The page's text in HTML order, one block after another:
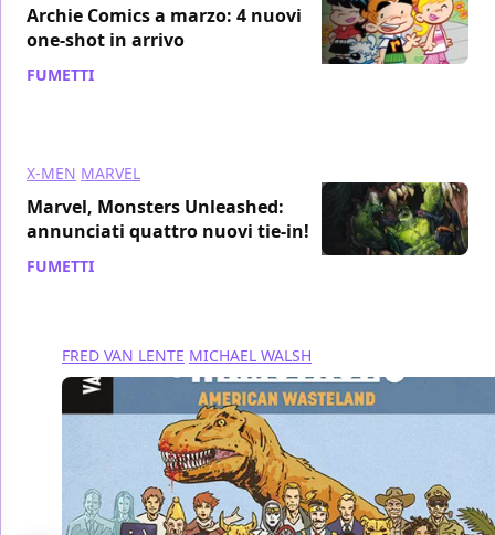
Archie Comics a marzo: 4 nuovi
one-shot in arrivo
FUMETTI
X-MEN MARVEL
Marvel, Monsters Unleashed:
annunciati quattro nuovi tie-in!
FUMETTI
FRED VAN LENTE MICHAEL WALSH